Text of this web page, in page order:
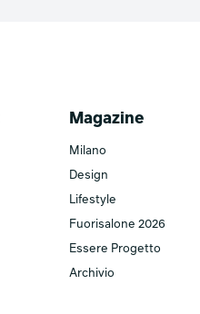
Magazine
Milano
Design
Lifestyle
Fuorisalone 2026
Essere Progetto
Archivio